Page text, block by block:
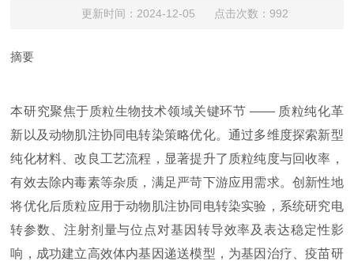
更新时间：2024-12-05 点击次数：992
摘要
本研究聚焦于质粒生物技术领域关键环节 —— 质粒纯化革
新以及动物肌注协同电转染策略优化。通过多维度探索新型
纯化材料、改良工艺流程，显著提升了质粒纯度与回收率，
有效去除内毒素等杂质，满足严苛下游应用需求。创新性地
将优化后质粒应用于动物肌注协同电转染实验，系统研究电
转参数、注射剂量与位点对基因转导效率及表达稳定性影
响，成功建立高效体内基因递送模型，为基因治疗、疫苗研